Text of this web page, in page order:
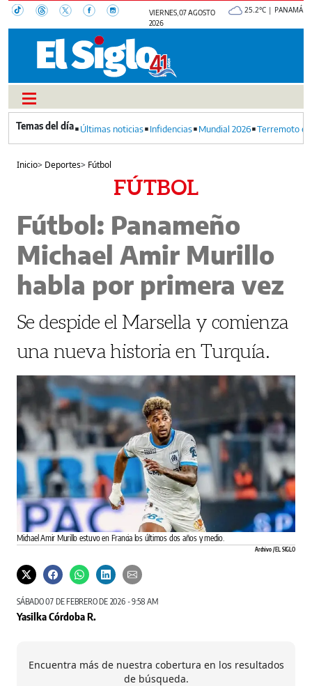
VIERNES, 07 AGOSTO
2026
25.2°C | PANAMÁ
Últimas noticias Infidencias Mundial 2026 Terremoto
Inicio> Deportes> Fútbol
FÚTBOL
Fútbol: Panameño
Michael Amir Murillo
habla por primera vez
Se despide el Marsella y comienza
una nueva historia en Turquía.
Michael Amir Murillo estuvo en Francia los últimos dos años y medio.
Archivo / EL SIGLO
SÁBADO 07 DE FEBRERO DE 2026 - 9:58 AM
Yasilka Córdoba R.
Encuentra más de nuestra cobertura en los resultados
de búsqueda.